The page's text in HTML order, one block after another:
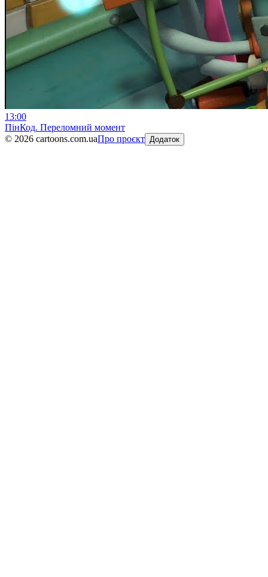
13:00
ПінКод. Переломний момент
© 2026 cartoons.com.uaПро проєкт Додаток